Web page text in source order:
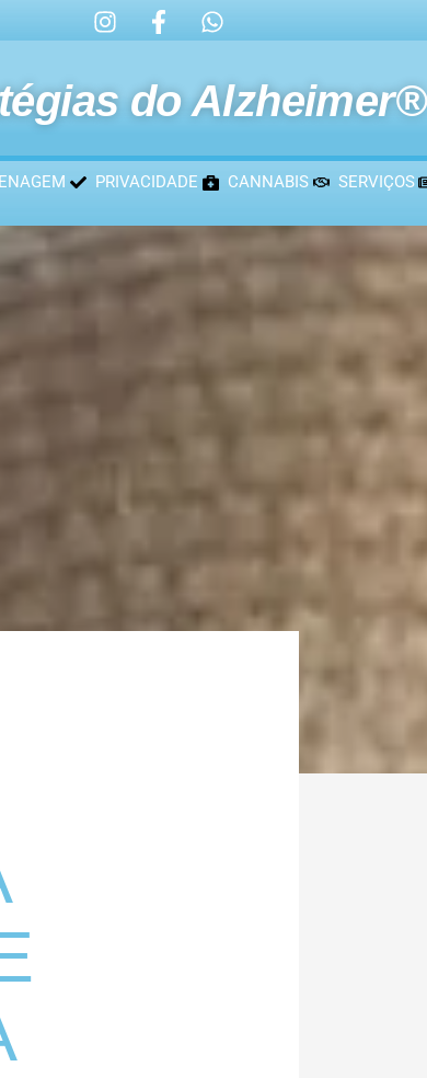
do Alzheimer®
PRIVACIDADE CANNABIS SERVIÇOS